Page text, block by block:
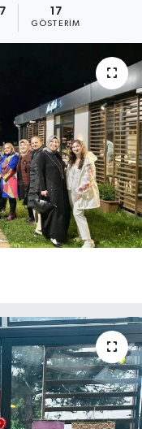
17
GÖSTERIM